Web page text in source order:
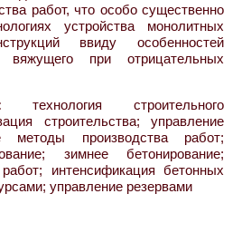
работ, что особо существенно
устройства монолитных
ввиду особенностей
вяжущего при отрицательных
технология строительного
строительства; управление
методы производства работ;
зимнее бетонирование;
интенсификация бетонных
управление резервами